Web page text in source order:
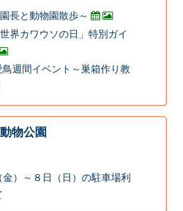
長と動物園散歩～
界カワウソの日」特別ガイ
週間イベント～巣箱作り教
物公園
金）～８日（日）の駐車場利